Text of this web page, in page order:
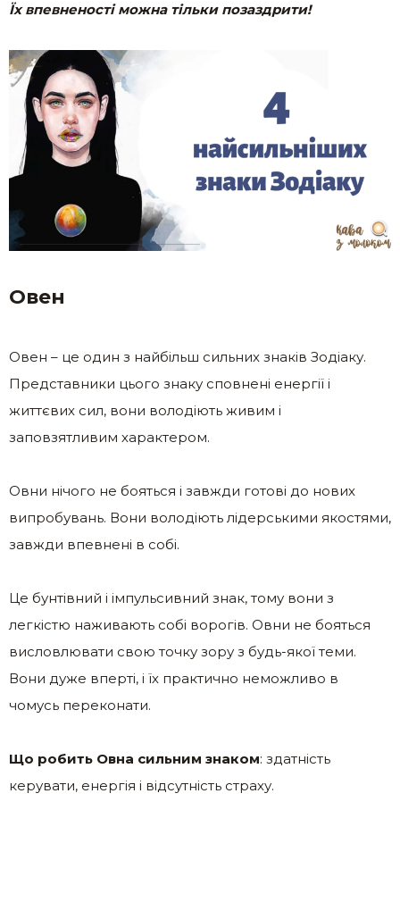
Їх впевненості можна тільки позаздрити!
Овен
Овен – це один з найбільш сильних знаків Зодіаку.
Представники цього знаку сповнені енергії і
життєвих сил, вони володіють живим і
заповзятливим характером.
Овни нічого не бояться і завжди готові до нових
випробувань. Вони володіють лідерськими якостями,
завжди впевнені в собі.
Це бунтівний і імпульсивний знак, тому вони з
легкістю наживають собі ворогів. Овни не бояться
висловлювати свою точку зору з будь-якої теми.
Вони дуже вперті, і їх практично неможливо в
чомусь переконати.
Що робить Овна сильним знаком: здатність
керувати, енергія і відсутність страху.